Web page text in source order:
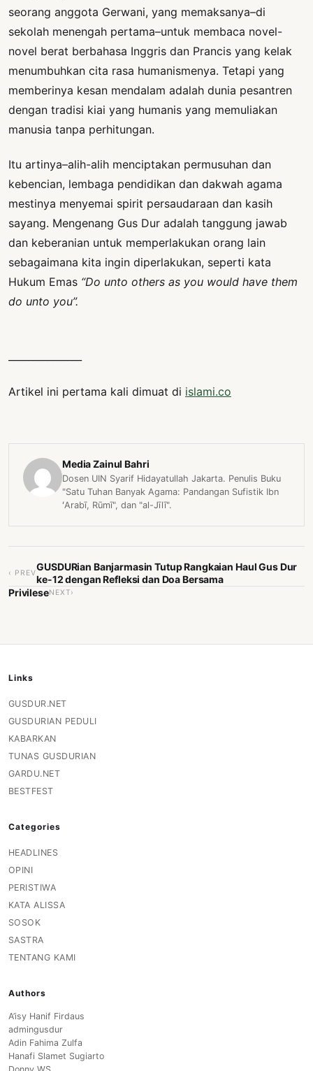
seorang anggota Gerwani, yang memaksanya–di
sekolah menengah pertama–untuk membaca novel-
novel berat berbahasa Inggris dan Prancis yang kelak
menumbuhkan cita rasa humanismenya. Tetapi yang
memberinya kesan mendalam adalah dunia pesantren
dengan tradisi kiai yang humanis yang memuliakan
manusia tanpa perhitungan.
Itu artinya–alih-alih menciptakan permusuhan dan
kebencian, lembaga pendidikan dan dakwah agama
mestinya menyemai spirit persaudaraan dan kasih
sayang. Mengenang Gus Dur adalah tanggung jawab
dan keberanian untuk memperlakukan orang lain
sebagaimana kita ingin diperlakukan, seperti kata
Hukum Emas “Do unto others as you would have them
do unto you”.
Artikel ini pertama kali dimuat di islami.co
Media Zainul Bahri
Dosen UIN Syarif Hidayatullah Jakarta. Penulis Buku
"Satu Tuhan Banyak Agama: Pandangan Sufistik Ibn
ʻArabī, Rūmī", dan "al-Jīlī".
‹ PREV
GUSDURian Banjarmasin Tutup Rangkaian Haul Gus Dur
ke-12 dengan Refleksi dan Doa Bersama
PrivileseNEXT›
Links
GUSDUR.NET
GUSDURIAN PEDULI
KABARKAN
TUNAS GUSDURIAN
GARDU.NET
BESTFEST
Categories
HEADLINES
OPINI
PERISTIWA
KATA ALISSA
SOSOK
SASTRA
TENTANG KAMI
Authors
A’isy Hanif Firdaus
admingusdur
Adin Fahima Zulfa
Hanafi Slamet Sugiarto